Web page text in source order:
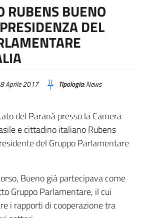
RUBENS BUENO
DEL
Aprile 2017 Tipologia:News
del Paraná presso la Camera
e cittadino italiano Rubens
del Gruppo Parlamentare
Bueno già partecipava come
Gruppo Parlamentare, il cui
i rapporti di cooperazione tra